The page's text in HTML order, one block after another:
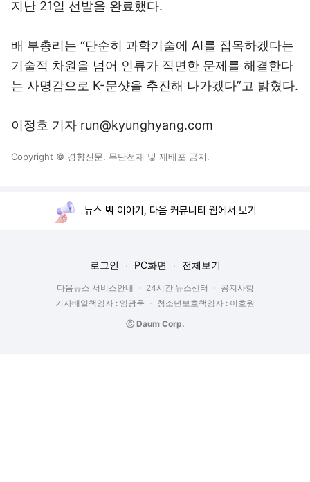
지난 21일 선발을 완료했다.
배 부총리는 “단순히 과학기술에 AI를 접목하겠다는
기술적 차원을 넘어 인류가 직면한 문제를 해결한다
는 사명감으로 K-문샷을 추진해 나가겠다”고 밝혔다.
이정호 기자 run@kyunghyang.com
Copyright © 경향신문. 무단전재 및 재배포 금지.
뉴스 밖 이야기, 다음 커뮤니티 웹에서 보기
로그인 PC화면 전체보기
다음뉴스 서비스안내 24시간 뉴스센터
공지사항
기사배열책임자 : 임광욱
청소년보호책임자 : 이호원
ⓒ Daum Corp.